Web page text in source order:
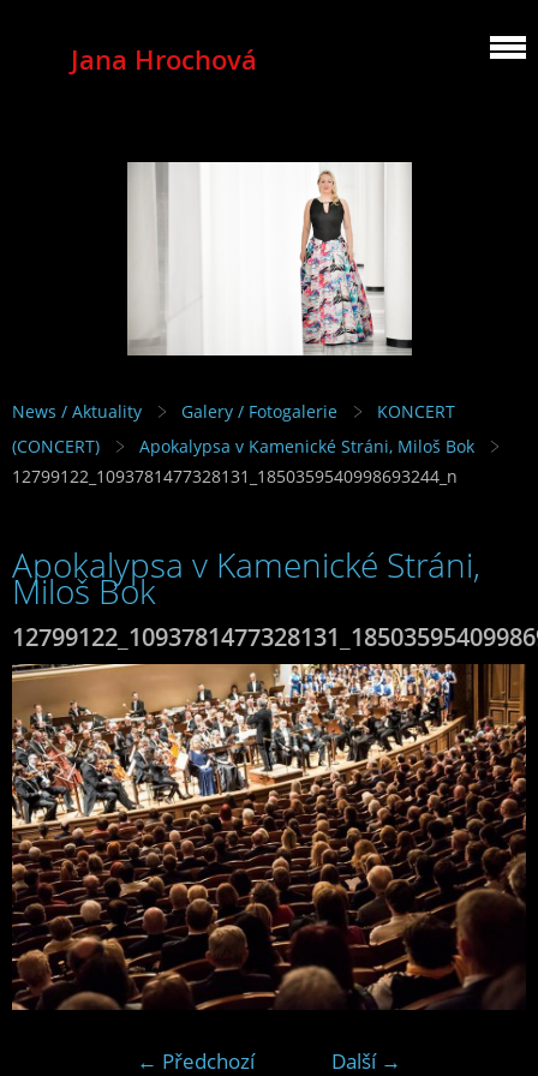
Jana Hrochová
MEZZOSOPRANO
News / Aktuality Galery / Fotogalerie
KONCERT
(CONCERT)
Apokalypsa v Kamenické Stráni, Miloš Bok
12799122_1093781477328131_1850359540998693244_n
Apokalypsa v Kamenické Stráni,
Miloš Bok
← Předchozí Další →